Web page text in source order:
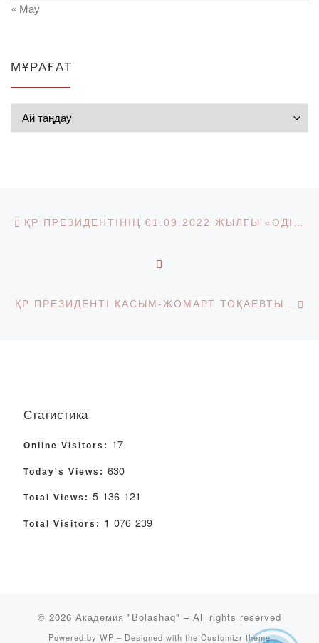
« Мау
МҰРАҒАТ
Post navigation
Статистика
Online Visitors: 17
Today's Views: 630
Total Views: 5 136 121
Total Visitors: 1 076 239
© 2026 Академия "Bolashaq" – All rights reserved
Powered by WP – Designed with the Customizr theme